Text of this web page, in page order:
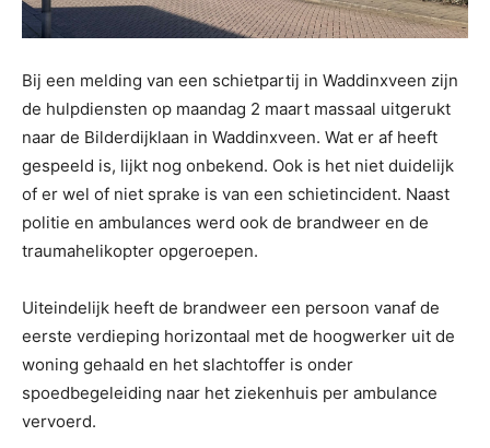
Bij een melding van een schietpartij in Waddinxveen zijn
de hulpdiensten op maandag 2 maart massaal uitgerukt
naar de Bilderdijklaan in Waddinxveen. Wat er af heeft
gespeeld is, lijkt nog onbekend. Ook is het niet duidelijk
of er wel of niet sprake is van een schietincident. Naast
politie en ambulances werd ook de brandweer en de
traumahelikopter opgeroepen.
Uiteindelijk heeft de brandweer een persoon vanaf de
eerste verdieping horizontaal met de hoogwerker uit de
woning gehaald en het slachtoffer is onder
spoedbegeleiding naar het ziekenhuis per ambulance
vervoerd.